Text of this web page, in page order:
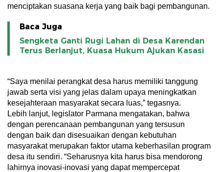
menciptakan suasana kerja yang baik bagi pembangunan.
Baca Juga
Sengketa Ganti Rugi Lahan di Desa Karendan
Terus Berlanjut, Kuasa Hukum Ajukan Kasasi
“Saya menilai perangkat desa harus memiliki tanggung
jawab serta visi yang jelas dalam upaya meningkatkan
kesejahteraan masyarakat secara luas,” tegasnya.
Lebih lanjut, legislator Parmana mengatakan, bahwa
dengan perencanaan pembangunan yang tersusun
dengan baik dan disesuaikan dengan kebutuhan
masyarakat merupakan faktor utama keberhasilan program
desa itu sendiri. “Seharusnya kita harus bisa mendorong
lahirnya inovasi-inovasi yang dapat mempercepat